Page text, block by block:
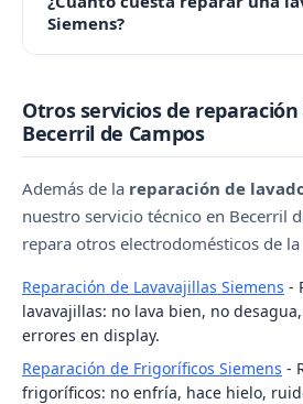
la manguera. Si el problema
nuestro servicio técnico al ☎️ 979
puerta deteriorada, una
637 para una revisión
Siemens?
comunes (bomba de desagüe,
escobillas) tienen un coste
presupuesto aproximado por
Otros servicios de
Becerril de Campos
Además de la reparación de
nuestro servicio técnico en Becerril
repara otros electrodomésticos de la
Reparación de Lavavajillas Siemens -
lavavajillas: no lava bien, no
errores en display.
Reparación de Frigoríficos Siemens -
frigoríficos: no enfría, hace hielo,